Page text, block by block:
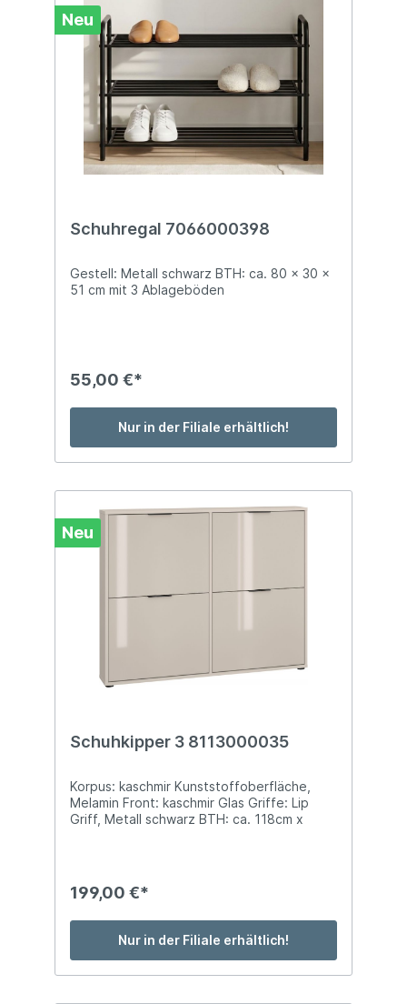
Neu
Schuhregal 7066000398
Gestell: Metall schwarz BTH: ca. 80 x 30 x
51 cm mit 3 Ablageböden
55,00 €*
Nur in der Filiale erhältlich!
Neu
Schuhkipper 3 8113000035
Korpus: kaschmir Kunststoffoberfläche,
Melamin Front: kaschmir Glas Griffe: Lip
Griff, Metall schwarz BTH: ca. 118cm x
199,00 €*
Nur in der Filiale erhältlich!